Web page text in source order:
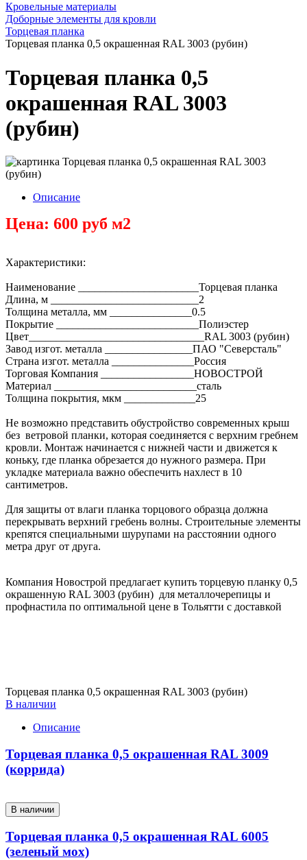
Кровельные материалы
Доборные элементы для кровли
Торцевая планка
Торцевая планка 0,5 окрашенная RAL 3003 (рубин)
Торцевая планка 0,5
окрашенная RAL 3003
(рубин)
Описание
Цена: 600 руб м2
Характеристики:
Наименование ______________________Торцевая планка
Длина, м ___________________________2
Толщина металла, мм _______________0.5
Покрытие __________________________Полиэстер
Цвет________________________________RAL 3003 (рубин)
Завод изгот. металла ________________ПАО "Северсталь"
Страна изгот. металла _______________Россия
Торговая Компания _________________НОВОСТРОЙ
Материал __________________________сталь
Толщина покрытия, мкм _____________25
Не возможно представить обустройство современных крыш
без ветровой планки, которая соединяется с верхним гребнем
кровли. Монтаж начинается с нижней части и движется к
коньку, где планка обрезается до нужного размера. При
укладке материала важно обеспечить нахлест в 10
сантиметров.
Для защиты от влаги планка торцового образца должна
перекрывать верхний гребень волны. Строительные элементы
крепятся специальными шурупами на расстоянии одного
метра друг от друга.
Компания Новострой предлагает купить торцевую планку 0,5
окрашенную RAL 3003 (рубин) для металлочерепицы и
профнастила по оптимальной цене в Тольятти с доставкой
Торцевая планка 0,5 окрашенная RAL 3003 (рубин)
В наличии
Описание
Торцевая планка 0,5 окрашенная RAL 3009
(коррида)
В наличии
Торцевая планка 0,5 окрашенная RAL 6005
(зеленый мох)